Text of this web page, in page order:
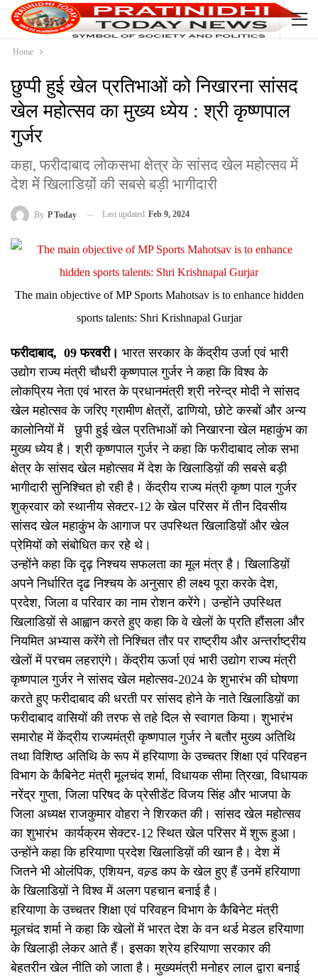
Home
छुप्पी हुई खेल प्रतिभाओं को निखारना सांसद
खेल महोत्सव का मुख्य ध्येय : श्री कृष्णपाल
गुर्जर
कहा, फरीदाबाद लोकसभा क्षेत्र के सांसद खेल महोत्सव में
देश में खिलाडिय़ों की सबसे बड़ी भागीदारी
By P Today Last updated Feb 9, 2024
The main objective of MP Sports Mahotsav is to enhance hidden
sports talents: Shri Krishnapal Gurjar
फरीदाबाद, 09 फरवरी। भारत सरकार के केंद्रीय उर्जा एवं भारी
उद्योग राज्य मंत्री चौधरी कृष्णपाल गुर्जर ने कहा कि विश्व के
लोकप्रिय नेता एवं भारत के प्रधानमंत्री श्री नरेन्द्र मोदी ने सांसद
खेल महोत्सव के जरिए ग्रामीण क्षेत्रों, ढाणियो, छोटे कस्बों और अन्य
कालोनियों में छुपी हुई खेल प्रतिभाओं को निखारना खेल महाकुंभ का
मुख्य ध्येय है। श्री कृष्णपाल गुर्जर ने कहा कि फरीदाबाद लोक सभा
क्षेत्र के सांसद खेल महोत्सव में देश के खिलाडिय़ों की सबसे बड़ी
भागीदारी सुनिश्चित हो रही है। केंद्रीय राज्य मंत्री कृष्ण पाल गुर्जर
शुक्रवार को स्थानीय सेक्टर-12 के खेल परिसर में तीन दिवसीय
सांसद खेल महाकुंभ के आगाज पर उपस्थित खिलाडिय़ों और खेल
प्रेमियों को संबोधित कर रहे थे।
उन्होंने कहा कि दृढ़ निश्चय सफलता का मूल मंत्र है। खिलाडिय़ों
अपने निर्धारित दृढ निश्चय के अनुसार ही लक्ष्य पूरा करके देश,
प्रदेश, जिला व परिवार का नाम रोशन करेंगे। उन्होंने उपस्थित
खिलाडिय़ों से आह्वान करते हुए कहा कि वे खेलों के प्रति हौंसला और
नियमित अभ्यास करेंगे तो निश्चित तौर पर राष्ट्रीय और अन्तर्राष्ट्रीय
खेलों में परचम लहराएंगे। केंद्रीय ऊर्जा एवं भारी उद्योग राज्य मंत्री
कृष्णपाल गुर्जर ने सांसद खेल महोत्सव-2024 के शुभारंभ की घोषणा
करते हुए फरीदाबाद की धरती पर सांसद होने के नाते खिलाडिय़ों का
फरीदाबाद वासियों की तरफ से तहे दिल से स्वागत किया। शुभारंभ
समारोह में केंद्रीय राज्यमंत्री कृष्णपाल गुर्जर ने बतौर मुख्य अतिथि
तथा विशिष्ठ अतिथि के रूप में हरियाणा के उच्चतर शिक्षा एवं परिवहन
विभाग के कैबिनेट मंत्री मूलचंद शर्मा, विधायक सीमा त्रिखा, विधायक
नरेंद्र गुप्ता, जिला परिषद के प्रेसीडेंट विजय सिंह और भाजपा के
जिला अध्यक्ष राजकुमार वोहरा ने शिरकत की। सांसद खेल महोत्सव
का शुभारंभ कार्यक्रम सेक्टर-12 स्थित खेल परिसर में शुरू हुआ।
उन्होंने कहा कि हरियाणा प्रदेश खिलाडिय़ों की खान है। देश में
जितने भी ओलंपिक, एशियन, वल्र्ड कप के खेल हुए हैं उनमें हरियाणा
के खिलाडिय़ों ने विश्व में अलग पहचान बनाई है।
हरियाणा के उच्चतर शिक्षा एवं परिवहन विभाग के कैबिनेट मंत्री
मूलचंद शर्मा ने कहा कि खेलों में भारत देश के वन थर्ड मेडल हरियाणा
के खिलाड़ी लेकर आते हैं। इसका श्रेय हरियाणा सरकार की
बेहतरीन खेल नीति को जाता है। मुख्यमंत्री मनोहर लाल द्वारा बनाई